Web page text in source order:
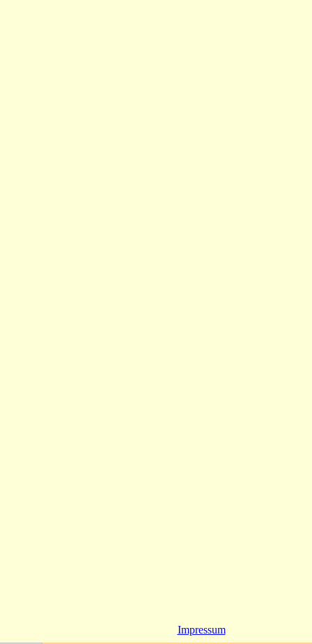
Impressum